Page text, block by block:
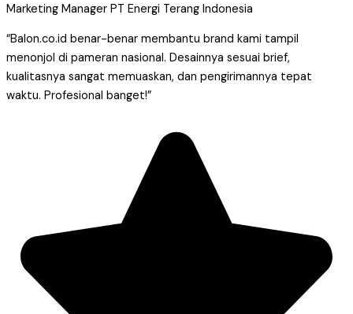
Marketing Manager PT Energi Terang Indonesia
“Balon.co.id benar-benar membantu brand kami tampil
menonjol di pameran nasional. Desainnya sesuai brief,
kualitasnya sangat memuaskan, dan pengirimannya tepat
waktu. Profesional banget!”